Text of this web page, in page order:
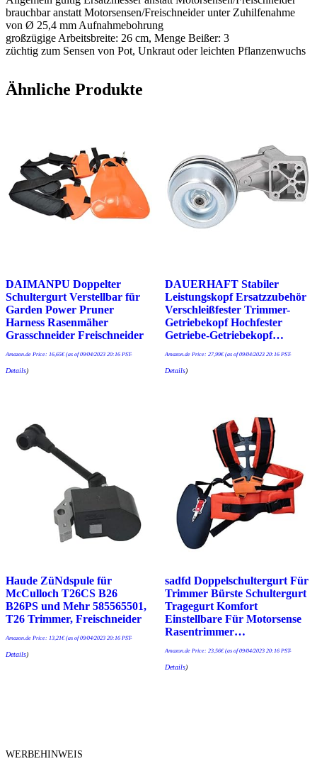
brauchbar anstatt Motorsensen/Freischneider unter Zuhilfenahme
von Ø 25,4 mm Aufnahmebohrung
großzügige Arbeitsbreite: 26 cm, Menge Beißer: 3
züchtig zum Sensen von Pot, Unkraut oder leichten Pflanzenwuchs
Ähnliche Produkte
DAIMANPU Doppelter
Schultergurt Verstellbar für
Garden Power Pruner
Harness Rasenmäher
Grasschneider Freischneider
Amazon.de Price: 16,65€(as of 09/04/2023 20:16 PST-
Details)
DAUERHAFT Stabiler
Leistungskopf Ersatzzubehör
Verschleißfester Trimmer-
Getriebekopf Hochfester
Getriebe-Getriebekopf…
Amazon.de Price: 27,99€(as of 09/04/2023 20:16 PST-
Details)
Haude ZüNdspule für
McCulloch T26CS B26
B26PS und Mehr 585565501,
T26 Trimmer, Freischneider
Amazon.de Price: 13,21€(as of 09/04/2023 20:16 PST-
Details)
sadfd Doppelschultergurt Für
Trimmer Bürste Schultergurt
Tragegurt Komfort
Einstellbare Für Motorsense
Rasentrimmer…
Amazon.de Price: 23,56€(as of 09/04/2023 20:16 PST-
Details)
WERBEHINWEIS